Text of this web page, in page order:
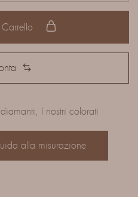
, I nostri colorati
alla misurazione